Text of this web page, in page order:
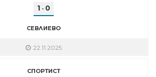
1 - 0
СЕВЛИЕВО
22.11.2025
СПОРТИСТ